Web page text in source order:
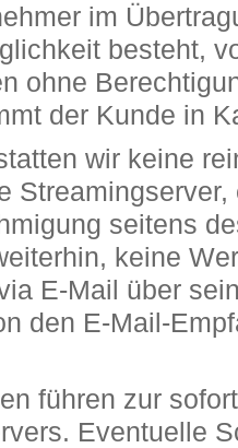
im
besteht,
ohne
der Kunde in
wir keine
seitens
keine
E-Mail über
den E-Mail-
führen zur
Eventuelle